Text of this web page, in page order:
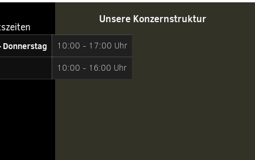
0
Donnerstag
10:00 - 17:00 Uhr
10:00 - 16:00 Uhr
Unsere Konzernstruktur